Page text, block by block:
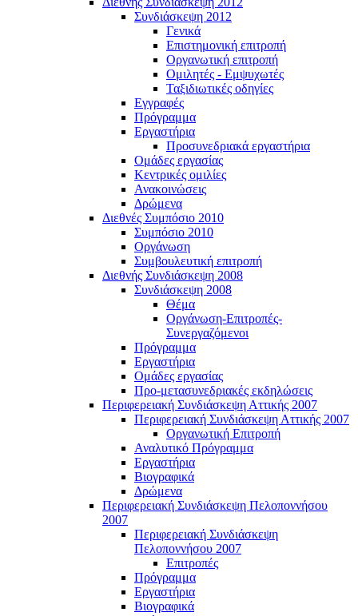
Συνδιάσκεψη 2012
Γενικά
Επιστημονική επιτροπή
Οργανωτική επιτροπή
Ομιλητές - Εμψυχωτές
Ταξιδιωτικές οδηγίες
Εγγραφές
Πρόγραμμα
Εργαστήρια
Προσυνεδριακά εργαστήρια
Ομάδες εργασίας
Κεντρικές ομιλίες
Ανακοινώσεις
Δρώμενα
Διεθνές Συμπόσιο 2010
Συμπόσιο 2010
Οργάνωση
Συμβουλευτική επιτροπή
Διεθνής Συνδιάσκεψη 2008
Συνδιάσκεψη 2008
Θέμα
Οργάνωση-Επιτροπές-
Συνεργαζόμενοι
Πρόγραμμα
Εργαστήρια
Ομάδες εργασίας
Προ-μετασυνεδριακές εκδηλώσεις
Περιφερειακή Συνδιάσκεψη Αττικής 2007
Περιφερειακή Συνδιάσκεψη Αττικής 2007
Οργανωτική Επιτροπή
Αναλυτικό Πρόγραμμα
Εργαστήρια
Βιογραφικά
Δρώμενα
Περιφερειακή Συνδιάσκεψη Πελοποννήσου
2007
Περιφερειακή Συνδιάσκεψη
Πελοποννήσου 2007
Επιτροπές
Πρόγραμμα
Εργαστήρια
Βιογραφικά